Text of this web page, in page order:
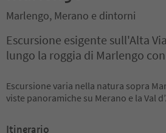
Marlengo, Merano e dintorni
Escursione esigente sull'Alta
lungo la roggia di Marlengo
Escursione varia nella natura sopra
viste panoramiche su Merano e la Val
Itinerario